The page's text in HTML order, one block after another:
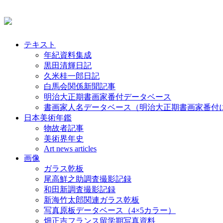
テキスト
年紀資料集成
黒田清輝日記
久米桂一郎日記
白馬会関係新聞記事
明治大正期書画家番付データベース
書画家人名データベース（明治大正期書画家番付
日本美術年鑑
物故者記事
美術界年史
Art news articles
画像
ガラス乾板
尾高鮮之助調査撮影記録
和田新調査撮影記録
新海竹太郎関連ガラス乾板
写真原板データベース（4×5カラー）
畑正吉フランス留学期写真資料